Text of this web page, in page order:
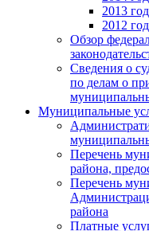
2013 год
2012 год
Обзор
Сведения о
по делам о
Муниципальные
Перечень
района,
Перечень
района
Платные